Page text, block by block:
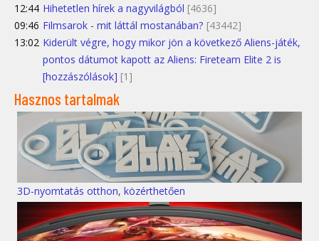
12:44 Hihetetlen hírek a nagyvilágból [4636]
09:46 Filmsarok - mit láttál mostanában? [43442]
13:02 Kiderült végre, hogy mikor jön a következő Aliens-játék,
pontos dátumot kapott az Aliens: Fireteam Elite 2 is
[hozzászólások] [1]
Hasznos tartalmak
3D-nyomtatás otthon, közérthetően